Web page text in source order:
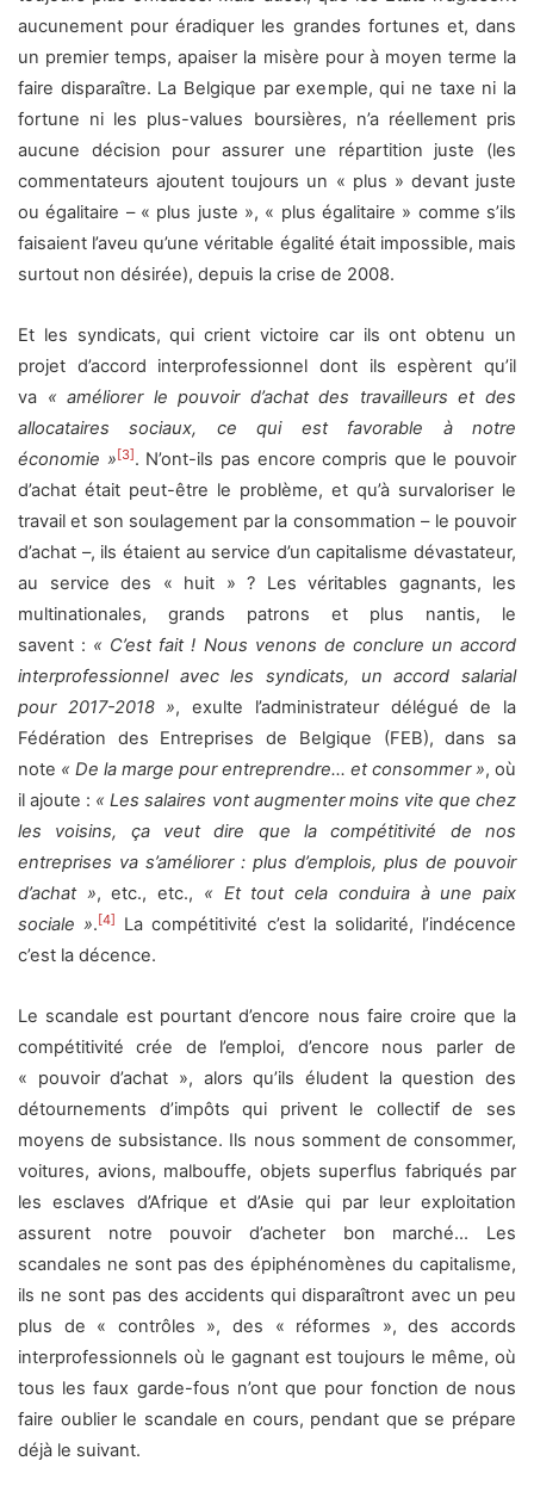
aucunement pour éradiquer les grandes fortunes et, dans
un premier temps, apaiser la misère pour à moyen terme la
faire disparaître. La Belgique par exemple, qui ne taxe ni la
fortune ni les plus-values boursières, n’a réellement pris
aucune décision pour assurer une répartition juste (les
commentateurs ajoutent toujours un « plus » devant juste
ou égalitaire – « plus juste », « plus égalitaire » comme s’ils
faisaient l’aveu qu’une véritable égalité était impossible, mais
surtout non désirée), depuis la crise de 2008.
Et les syndicats, qui crient victoire car ils ont obtenu un
projet d’accord interprofessionnel dont ils espèrent qu’il
va « améliorer le pouvoir d’achat des travailleurs et des
allocataires sociaux, ce qui est favorable à notre
économie »[3]. N’ont-ils pas encore compris que le pouvoir
d’achat était peut-être le problème, et qu’à survaloriser le
travail et son soulagement par la consommation – le pouvoir
d’achat –, ils étaient au service d’un capitalisme dévastateur,
au service des « huit » ? Les véritables gagnants, les
multinationales, grands patrons et plus nantis, le
savent : « C’est fait ! Nous venons de conclure un accord
interprofessionnel avec les syndicats, un accord salarial
pour 2017-2018 », exulte l’administrateur délégué de la
Fédération des Entreprises de Belgique (FEB), dans sa
note « De la marge pour entreprendre… et consommer », où
il ajoute : « Les salaires vont augmenter moins vite que chez
les voisins, ça veut dire que la compétitivité de nos
entreprises va s’améliorer : plus d’emplois, plus de pouvoir
d’achat », etc., etc., « Et tout cela conduira à une paix
sociale ».[4]
La compétitivité c’est la solidarité, l’indécence
c’est la décence.
Le scandale est pourtant d’encore nous faire croire que la
compétitivité crée de l’emploi, d’encore nous parler de
« pouvoir d’achat », alors qu’ils éludent la question des
détournements d’impôts qui privent le collectif de ses
moyens de subsistance. Ils nous somment de consommer,
voitures, avions, malbouffe, objets superflus fabriqués par
les esclaves d’Afrique et d’Asie qui par leur exploitation
assurent notre pouvoir d’acheter bon marché… Les
scandales ne sont pas des épiphénomènes du capitalisme,
ils ne sont pas des accidents qui disparaîtront avec un peu
plus de « contrôles », des « réformes », des accords
interprofessionnels où le gagnant est toujours le même, où
tous les faux garde-fous n’ont que pour fonction de nous
faire oublier le scandale en cours, pendant que se prépare
déjà le suivant.